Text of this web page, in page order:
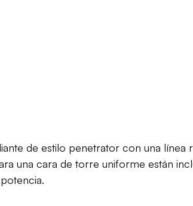
de estilo penetrator con una
una cara de torre uniforme están